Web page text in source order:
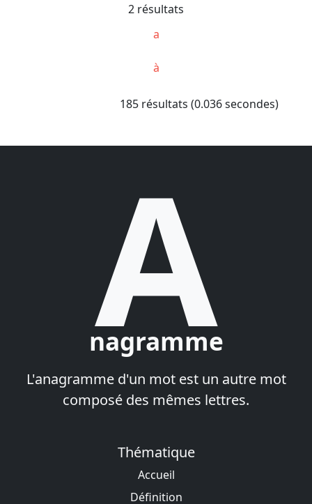
2 résultats
a
à
185 résultats (0.036 secondes)
A
nagramme
L'anagramme d'un mot est un autre mot
composé des mêmes lettres.
Thématique
Accueil
Définition